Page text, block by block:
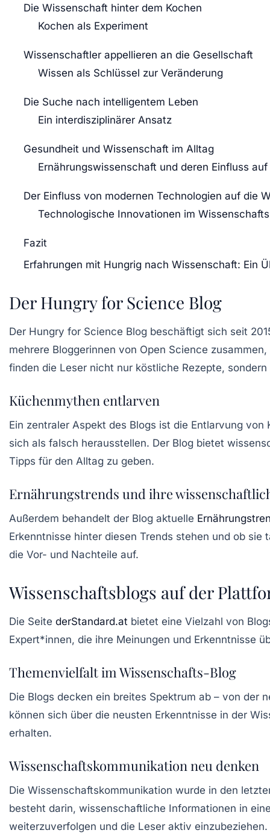
Die Wissenschaft hinter dem Kochen
Kochen als Experiment
Wissenschaftler appellieren an die Gesellschaft
Wissen als Schlüssel zur Veränderung
Die Suche nach intelligentem Leben
Ein interdisziplinärer Ansatz
Gesundheit und Wissenschaft im Alltag
Ernährungswissenschaft und deren Einfluss
Der Einfluss von modernen Technologien auf die
Technologische Innovationen im
Fazit
Erfahrungen mit Hungrig nach Wissenschaft: Ein
Der Hungry for Science Blog
Der Hungry for Science Blog beschäftigt sich seit
mehrere Bloggerinnen von Open Science
finden die Leser nicht nur köstliche Rezepte,
Küchenmythen entlarven
Ein zentraler Aspekt des Blogs ist die Entlarvung von
sich als falsch herausstellen. Der Blog bietet
Tipps für den Alltag zu geben.
Ernährungstrends und ihre
Außerdem behandelt der Blog aktuelle
Erkenntnisse hinter diesen Trends stehen und ob
die Vor- und Nachteile auf.
Wissenschaftsblogs auf der
Die Seite derStandard.at bietet eine Vielzahl von
Expert*innen, die ihre Meinungen und Erkenntnisse
Themenvielfalt im Wissenschafts-Blog
Die Blogs decken ein breites Spektrum ab – von der
können sich über die neusten Erkenntnisse in der
erhalten.
Wissenschaftskommunikation neu denken
Die Wissenschaftskommunikation wurde in den
besteht darin, wissenschaftliche Informationen in
weiterzuverfolgen und die Leser aktiv einzubeziehen.